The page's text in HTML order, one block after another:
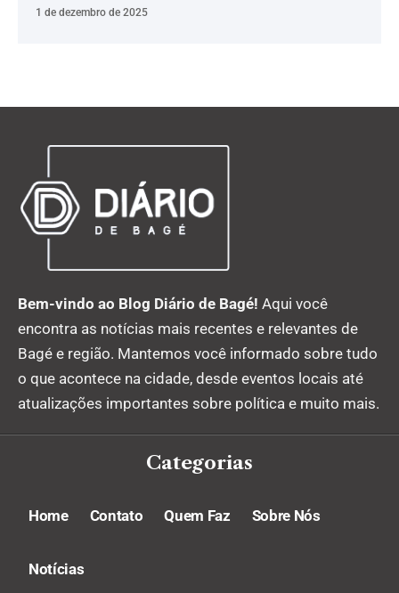
1 de dezembro de 2025
Bem-vindo ao Blog Diário de Bagé! Aqui você
encontra as notícias mais recentes e relevantes de
Bagé e região. Mantemos você informado sobre tudo
o que acontece na cidade, desde eventos locais até
atualizações importantes sobre política e muito mais.
Categorias
Home Contato Quem Faz Sobre Nós
Notícias